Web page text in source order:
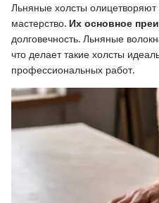
Льняные холсты
мастерство. Их основное
долговечность. Льняные
что делает такие холсты
профессиональных работ.